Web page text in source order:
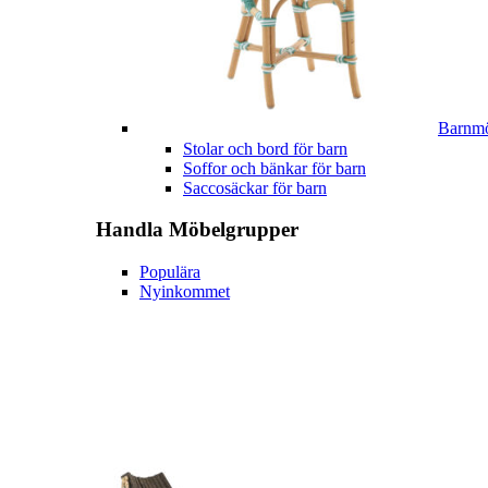
Stolar och bord för barn
Soffor och bänkar för barn
Saccosäckar för barn
Handla Möbelgrupper
Populära
Nyinkommet